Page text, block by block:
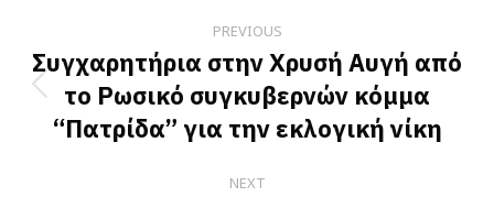
navigation
PREVIOUS
Previous
post:
Συγχαρητήρια στην Χρυσή Αυγή από
το Ρωσικό συγκυβερνών κόμμα
“Πατρίδα” για την εκλογική νίκη
NEXT